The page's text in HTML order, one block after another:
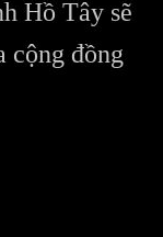
Hồ Tây sẽ
cộng đồng